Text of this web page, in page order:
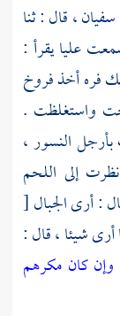
سفيان، قال : ثنا
عليايقرأ :
فره أخذ فروخ
واستغلظت .
النسور ،
إلى اللحم
أرى الجبال[
شيئا ، قال :
وإن كان مكرهم